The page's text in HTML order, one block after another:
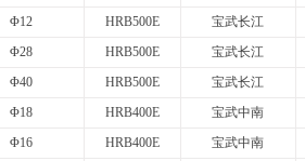
Φ12 HRB500E
宝武长江
Φ28 HRB500E
宝武长江
Φ40 HRB500E
宝武长江
Φ18 HRB400E
宝武中南
Φ16 HRB400E
宝武中南